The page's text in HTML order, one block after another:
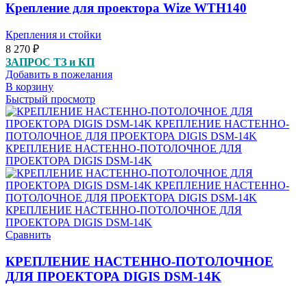
Крепление для проектора Wize WTH140
Крепления и стойки
8 270 ₽
ЗАПРОС ТЗ и КП
Добавить в пожелания
В корзину
Быстрый просмотр
Сравнить
КРЕПЛЕНИЕ НАСТЕННО-ПОТОЛОЧНОЕ
ДЛЯ ПРОЕКТОРА DIGIS DSM-14K